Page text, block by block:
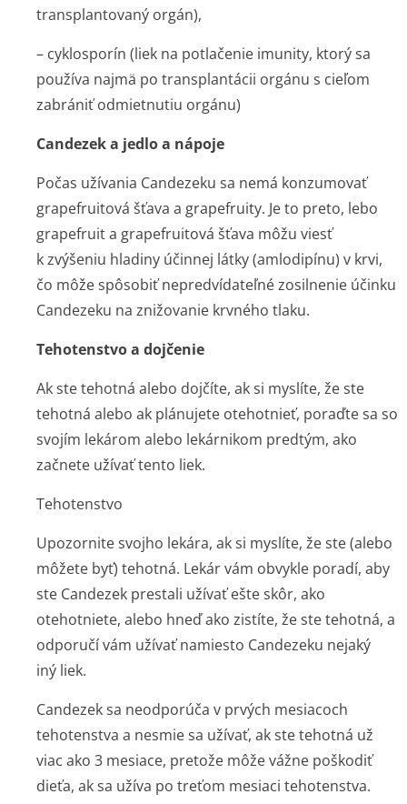
transplantovaný orgán),
– cyklosporín (liek na potlačenie imunity, ktorý sa
používa najmä po transplantácii orgánu s cieľom
zabrániť odmietnutiu orgánu)
Candezek a jedlo a nápoje
Počas užívania Candezeku sa nemá konzumovať
grapefruitová šťava a grapefruity. Je to preto, lebo
grapefruit a grapefruitová šťava môžu viesť
k zvýšeniu hladiny účinnej látky (amlodipínu) v krvi,
čo môže spôsobiť nepredvídateľné zosilnenie účinku
Candezeku na znižovanie krvného tlaku.
Tehotenstvo a dojčenie
Ak ste tehotná alebo dojčíte, ak si myslíte, že ste
tehotná alebo ak plánujete otehotnieť, poraďte sa so
svojím lekárom alebo lekárnikom predtým, ako
začnete užívať tento liek.
Tehotenstvo
Upozornite svojho lekára, ak si myslíte, že ste (alebo
môžete byť) tehotná. Lekár vám obvykle poradí, aby
ste Candezek prestali užívať ešte skôr, ako
otehotniete, alebo hneď ako zistíte, že ste tehotná, a
odporučí vám užívať namiesto Candezeku nejaký
iný liek.
Candezek sa neodporúča v prvých mesiacoch
tehotenstva a nesmie sa užívať, ak ste tehotná už
viac ako 3 mesiace, pretože môže vážne poškodiť
dieťa, ak sa užíva po treťom mesiaci tehotenstva.